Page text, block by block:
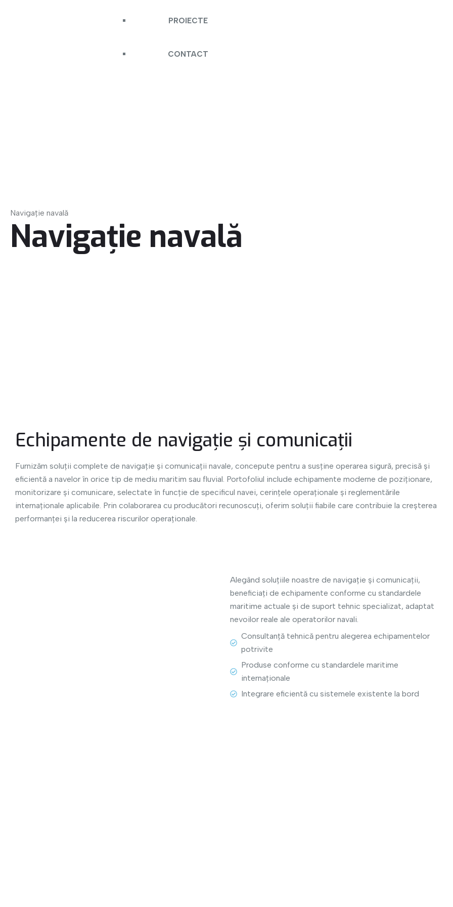
PROIECTE
CONTACT
Navigație navală
Navigație navală
Echipamente de navigație și comunicații
Furnizăm soluții complete de navigație și comunicații navale, concepute pentru a susține operarea sigură, precisă și
eficientă a navelor în orice tip de mediu maritim sau fluvial. Portofoliul include echipamente moderne de poziționare,
monitorizare și comunicare, selectate în funcție de specificul navei, cerințele operaționale și reglementările
internaționale aplicabile. Prin colaborarea cu producători recunoscuți, oferim soluții fiabile care contribuie la creșterea
performanței și la reducerea riscurilor operaționale.
Alegând soluțiile noastre de navigație și comunicații,
beneficiați de echipamente conforme cu standardele
maritime actuale și de suport tehnic specializat, adaptat
nevoilor reale ale operatorilor navali.
View More
Consultanță tehnică pentru alegerea echipamentelor
potrivite
Produse conforme cu standardele maritime
internaționale
Integrare eficientă cu sistemele existente la bord